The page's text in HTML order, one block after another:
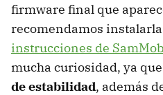
firmware final que
recomendamos
instrucciones de
mucha curiosidad, ya
de estabilidad, además